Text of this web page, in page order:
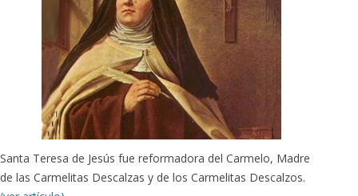
Santa Teresa de Jesús fue reformadora del Carmelo, Madre
de las Carmelitas Descalzas y de los Carmelitas Descalzos.